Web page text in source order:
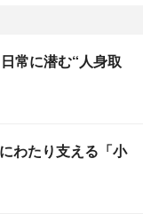
常に潜む“人身取
わたり支える「小